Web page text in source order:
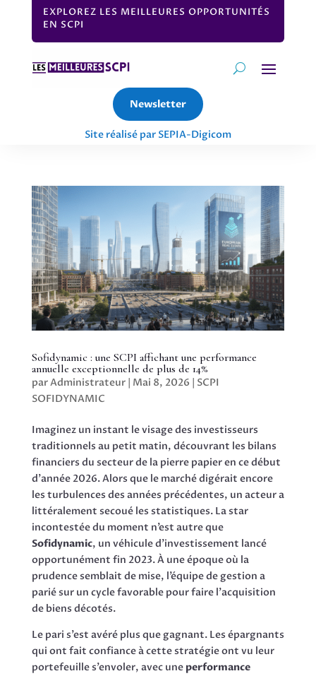
EXPLOREZ LES MEILLEURES OPPORTUNITÉS
EN SCPI
Newsletter
Site réalisé par SEPIA-Digicom
Sofidynamic : une SCPI affichant une performance
annuelle exceptionnelle de plus de 14%
parAdministrateur| Mai 8, 2026 | SCPI
SOFIDYNAMIC
Imaginez un instant le visage des investisseurs
traditionnels au petit matin, découvrant les bilans
financiers du secteur de la pierre papier en ce début
d’année 2026. Alors que le marché digérait encore
les turbulences des années précédentes, un acteur a
littéralement secoué les statistiques. La star
incontestée du moment n’est autre que
Sofidynamic, un véhicule d’investissement lancé
opportunément fin 2023. À une époque où la
prudence semblait de mise, l’équipe de gestion a
parié sur un cycle favorable pour faire l’acquisition
de biens décotés.
Le pari s’est avéré plus que gagnant. Les épargnants
qui ont fait confiance à cette stratégie ont vu leur
portefeuille s’envoler, avec une performance